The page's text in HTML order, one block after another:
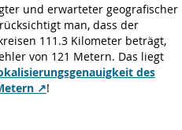
und erwarteter geografischer
man, dass der
111.3 Kilometer beträgt,
von 121 Metern. Das liegt
des
!